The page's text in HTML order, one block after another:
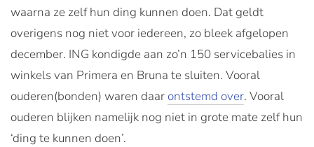
waarna ze zelf hun ding kunnen doen. Dat geldt
overigens nog niet voor iedereen, zo bleek afgelopen
december. ING kondigde aan zo’n 150 servicebalies in
winkels van Primera en Bruna te sluiten. Vooral
ouderen(bonden) waren daarontstemd over. Vooral
ouderen blijken namelijk nog niet in grote mate zelf hun
‘ding te kunnen doen’.